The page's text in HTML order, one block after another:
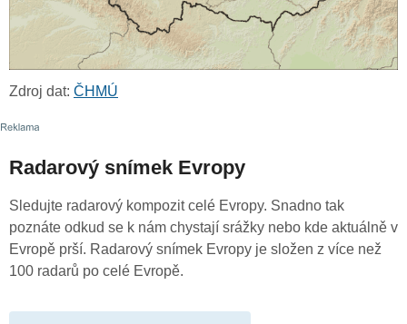
Zdroj dat: ČHMÚ
Radarový snímek Evropy
Sledujte radarový kompozit celé Evropy. Snadno tak
poznáte odkud se k nám chystají srážky nebo kde aktuálně v
Evropě prší. Radarový snímek Evropy je složen z více než
100 radarů po celé Evropě.